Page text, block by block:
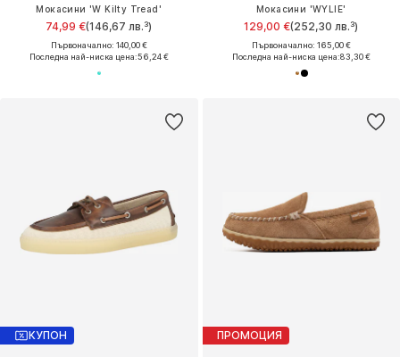
Мокасини 'W Kilty Tread'
74,99 €(146,67 лв.³)
Първоначално: 140,00 €
Последна най-ниска цена:56,24 €
Мокасини 'WYLIE'
129,00 €(252,30 лв.³)
Първоначално: 165,00 €
Последна най-ниска цена:83,30 €
КУПОН ПРОМОЦИЯ